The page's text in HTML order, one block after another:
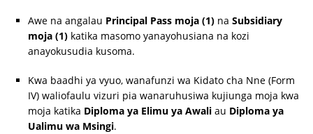
Awe na angalau Principal Pass moja (1) na Subsidiary
moja (1) katika masomo yanayohusiana na kozi
anayokusudia kusoma.
Kwa baadhi ya vyuo, wanafunzi wa Kidato cha Nne (Form
IV) waliofaulu vizuri pia wanaruhusiwa kujiunga moja kwa
moja katika Diploma ya Elimu ya Awali au Diploma ya
Ualimu wa Msingi.